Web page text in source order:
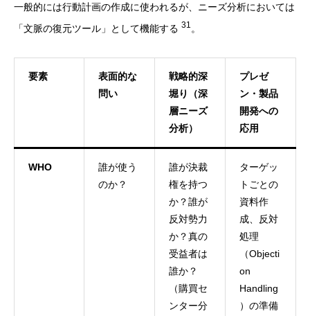
一般的には行動計画の作成に使われるが、ニーズ分析においては
「文脈の復元ツール」として機能する 31 。
要素
表面的な
問い
戦略的深
堀り（深
層ニーズ
分析）
プレゼ
ン・製品
開発への
応用
WHO
誰が使う
のか？
誰が決裁
権を持つ
か？誰が
反対勢力
か？真の
受益者は
誰か？
（購買セ
ンター分
ターゲッ
トごとの
資料作
成、反対
処理
（Objecti
on
Handling
）の準備